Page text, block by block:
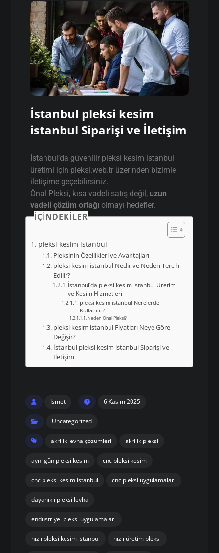
İstanbul pleksi kesim
istanbul Siparişi ve İletişim
İstanbul’da güvenilir pleksi kesim istanbul
üretimi için pleksi.web.tr üzerinden bizimle
iletişime geçebilirsiniz.
Önal Pleksi, kısa vadeli satış değil, uzun
vadeli çözüm ortağı olmayı hedefler.
İÇINDEKILER
pleksi kesim istanbul
Pleksinin Özellikleri ve Avantajları
pleksi kesim istanbul Nedir ve Neden Tercih
Edilir?
İstanbul’da pleksi kesim istanbul Üretim
ve Kesim Hizmetleri
pleksi kesim istanbul Nerelerde
Kullanılır?
Neden Önal Pleksi?
pleksi kesim istanbul Fiyatları Neye Göre
Değişir?
İstanbul pleksi kesim istanbul Siparişi ve
İletişim
Ismet 6 Kasım 2025
Uncategorized
akrilik levha çözümleri akrilik pleksi
aynı gün pleksi kesim cnc pleksi kesim
cnc pleksi kesim istanbul cnc pleksi uygulamaları
dayanıklı pleksi levha
endüstriyel pleksi uygulamaları
hızlı pleksi kesim istanbul hızlı üretim pleksi